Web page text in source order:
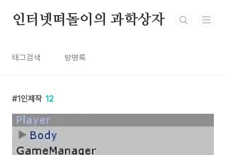
인터넷떠돌이의 과학상자
태그검색 방명록
1인제작 12